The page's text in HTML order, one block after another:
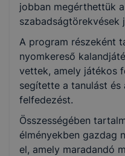
jobban megérthettük
szabadságtörekvések
A program részeként
nyomkereső
vettek, amely játékos
segítette a tanulást és
felfedezést.
Összességében
élményekben gazdag
el, amely maradandó